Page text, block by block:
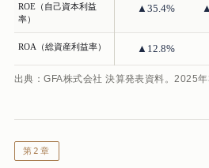
ROE（自己資本利益
率）
▲35.4%
ROA（総資産利益率） ▲12.8%
出典：GFA株式会社 決算発表資料。2025年
第2章